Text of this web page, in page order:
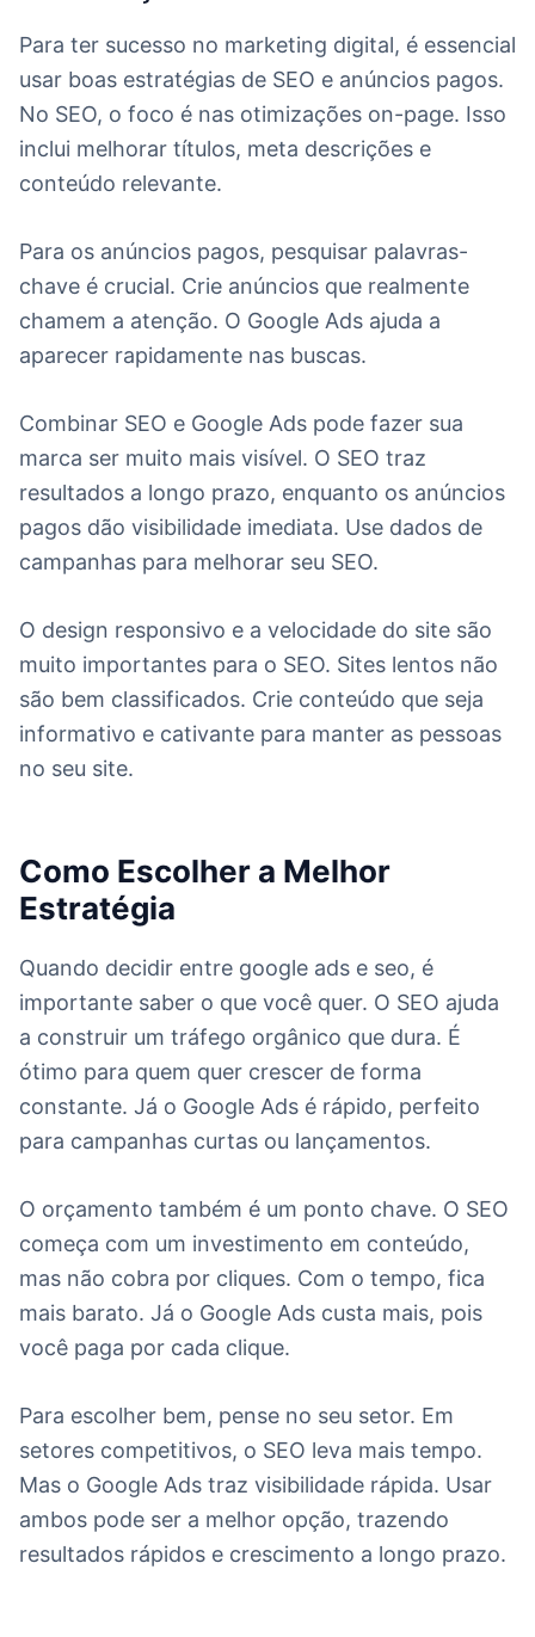
Para ter sucesso no marketing digital, é essencial
usar boas estratégias de SEO e anúncios pagos.
No SEO, o foco é nas otimizações on-page. Isso
inclui melhorar títulos, meta descrições e
conteúdo relevante.
Para os anúncios pagos, pesquisar palavras-
chave é crucial. Crie anúncios que realmente
chamem a atenção. O Google Ads ajuda a
aparecer rapidamente nas buscas.
Combinar SEO e Google Ads pode fazer sua
marca ser muito mais visível. O SEO traz
resultados a longo prazo, enquanto os anúncios
pagos dão visibilidade imediata. Use dados de
campanhas para melhorar seu SEO.
O design responsivo e a velocidade do site são
muito importantes para o SEO. Sites lentos não
são bem classificados. Crie conteúdo que seja
informativo e cativante para manter as pessoas
no seu site.
Como Escolher a Melhor
Estratégia
Quando decidir entre google ads e seo, é
importante saber o que você quer. O SEO ajuda
a construir um tráfego orgânico que dura. É
ótimo para quem quer crescer de forma
constante. Já o Google Ads é rápido, perfeito
para campanhas curtas ou lançamentos.
O orçamento também é um ponto chave. O SEO
começa com um investimento em conteúdo,
mas não cobra por cliques. Com o tempo, fica
mais barato. Já o Google Ads custa mais, pois
você paga por cada clique.
Para escolher bem, pense no seu setor. Em
setores competitivos, o SEO leva mais tempo.
Mas o Google Ads traz visibilidade rápida. Usar
ambos pode ser a melhor opção, trazendo
resultados rápidos e crescimento a longo prazo.